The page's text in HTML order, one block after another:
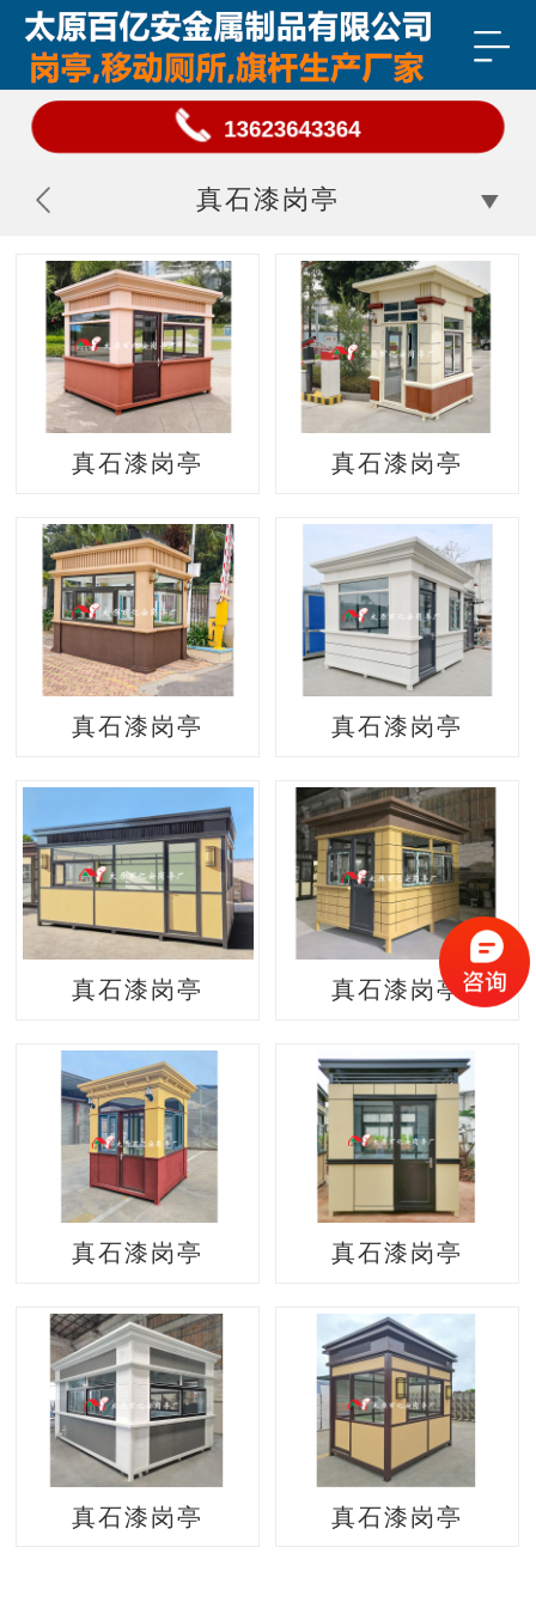
13623643364
真石漆岗亭
真石漆岗亭 真石漆岗亭
真石漆岗亭 真石漆岗亭
真石漆岗亭 真石漆岗亭
真石漆岗亭 真石漆岗亭
真石漆岗亭 真石漆岗亭